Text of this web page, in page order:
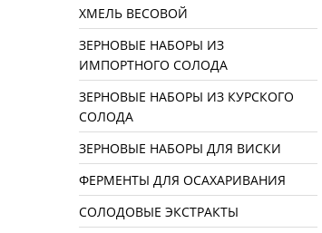
ХМЕЛЬ ВЕСОВОЙ
ЗЕРНОВЫЕ НАБОРЫ ИЗ
ИМПОРТНОГО СОЛОДА
ЗЕРНОВЫЕ НАБОРЫ ИЗ КУРСКОГО
СОЛОДА
ЗЕРНОВЫЕ НАБОРЫ ДЛЯ ВИСКИ
ФЕРМЕНТЫ ДЛЯ ОСАХАРИВАНИЯ
СОЛОДОВЫЕ ЭКСТРАКТЫ